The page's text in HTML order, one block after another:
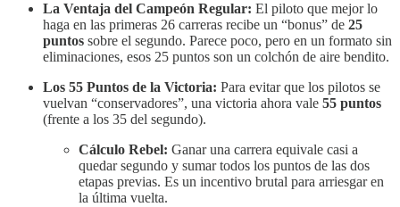
La Ventaja del Campeón Regular: El piloto que mejor lo
haga en las primeras 26 carreras recibe un “bonus” de 25
puntos sobre el segundo. Parece poco, pero en un formato sin
eliminaciones, esos 25 puntos son un colchón de aire bendito.
Los 55 Puntos de la Victoria: Para evitar que los pilotos se
vuelvan “conservadores”, una victoria ahora vale 55 puntos
(frente a los 35 del segundo).
Cálculo Rebel: Ganar una carrera equivale casi a
quedar segundo y sumar todos los puntos de las dos
etapas previas. Es un incentivo brutal para arriesgar en
la última vuelta.